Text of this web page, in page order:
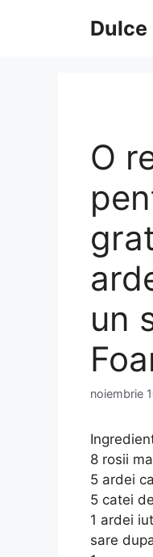
Dulce
O
un
noiembrie
8 rosii
5 ardei
5 catei
1 ardei
sare